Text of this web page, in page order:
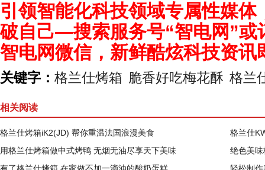
引领智能化科技领域专属性媒
破自己—搜索服务号“智电网”或
智电网微信，新鲜酷炫科技资讯
关键字： 格兰仕烤箱 脆香好吃梅花酥 格兰
相关阅读
格兰仕烤箱iK2(JD) 帮你重温法国浪漫美食
格兰仕
用格兰仕烤箱做中式烤鸭 无烟无油尽享天下美味
绝色美